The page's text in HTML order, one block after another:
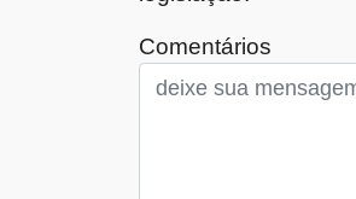
Comentários